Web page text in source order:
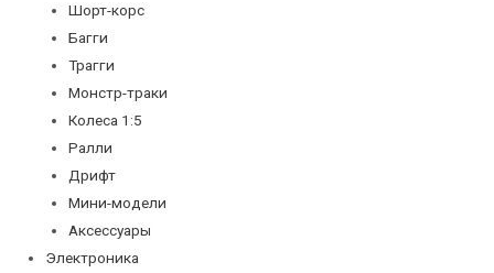
Шорт-корс
Багги
Трагги
Монстр-траки
Колеса 1:5
Ралли
Дрифт
Мини-модели
Аксессуары
Электроника